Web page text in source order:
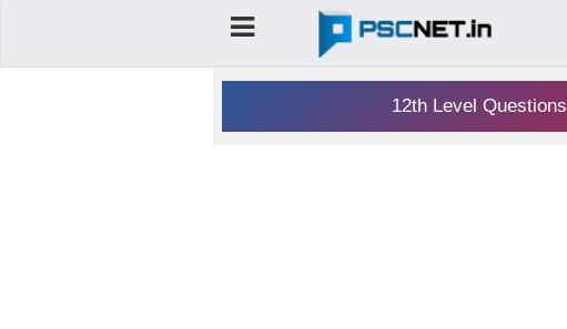
12th Level Questions